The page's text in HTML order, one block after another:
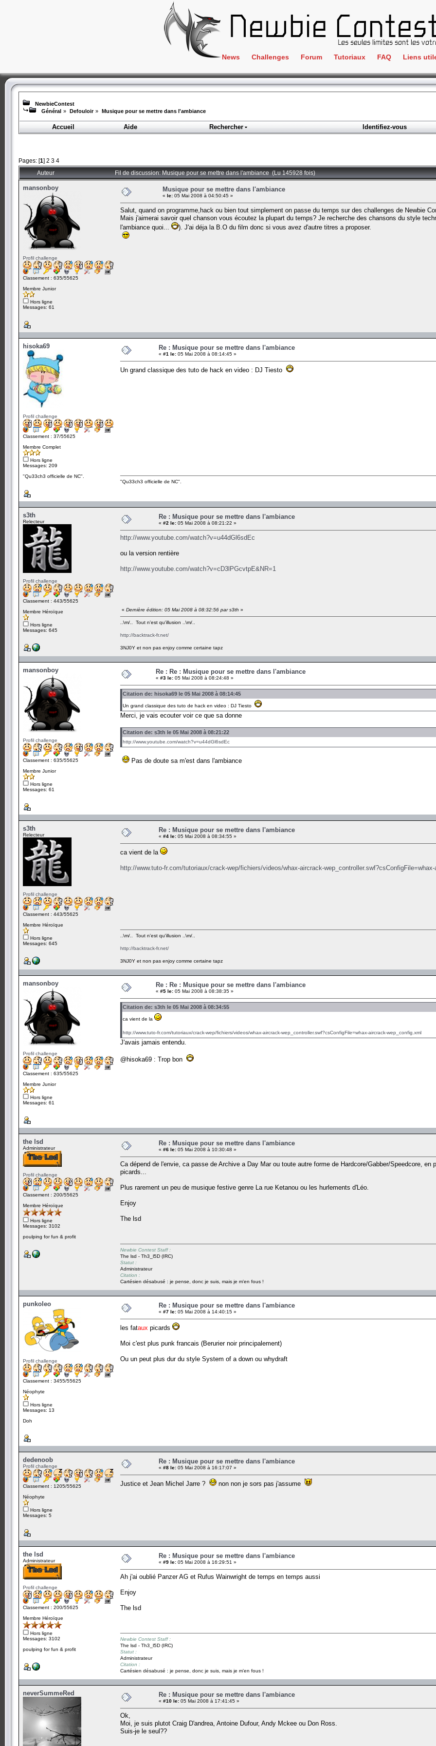
News Challenges
Crackme
ClientSide
Forensics
Programmation
Stéganographie
Wargame
Tous les challenges
Forum Tutoriaux FAQ Liens
IRC
NewbieContest
Général » Defouloir » Musique pour se mettre dans l'ambiance
Accueil
Aide Rechercher Identifiez-vous
Pages: [1] 2 3 4
Auteur Fil de discussion: Musique pour se mettre dans l'ambiance (Lu 145928 fois)
mansonboy
Profil challenge
Classement : 635/55625
Membre Junior
Hors ligne
Messages: 61
Musique pour se mettre dans l'ambiance
« le: 05 Mai 2008 à 04:50:45 »
Salut, quand on programme,hack ou bien tout simplement on passe du temps sur des challenges de Newbie
Mais j'aimerai savoir quel chanson vous écoutez la plupart du temps? Je recherche des chansons du style
l'ambiance quoi...
). J'ai déja la B.O du film donc si vous avez d'autre titres a proposer.
hisoka69
Profil challenge
Classement : 37/55625
Membre Complet
Hors ligne
Messages: 209
"Qu33ch3 officielle de NC".
Re : Musique pour se mettre dans l'ambiance
« #1 le: 05 Mai 2008 à 08:14:45 »
Un grand classique des tuto de hack en video : DJ Tiesto
"Qu33ch3 officielle de NC".
s3th
Relecteur
Profil challenge
Classement : 443/55625
Membre Héroïque
Hors ligne
Messages: 645
Re : Musique pour se mettre dans l'ambiance
« #2 le: 05 Mai 2008 à 08:21:22 »
http://www.youtube.com/watch?v=u44dGl6sdEc
ou la version rentière
http://www.youtube.com/watch?v=cD3lPGcvtpE&NR=1
« Dernière édition: 05 Mai 2008 à 08:32:56 par s3th »
..\m/.. Tout n'est qu'illusion ..\m/..
http://backtrack-fr.net/
3NJ0Y et non pas enjoy comme certaine tapz
mansonboy
Profil challenge
Classement : 635/55625
Membre Junior
Hors ligne
Messages: 61
Re : Re : Musique pour se mettre dans l'ambiance
« #3 le: 05 Mai 2008 à 08:24:48 »
Citation de: hisoka69 le 05 Mai 2008 à 08:14:45
Un grand classique des tuto de hack en video : DJ Tiesto
Merci, je vais ecouter voir ce que sa donne
Citation de: s3th le 05 Mai 2008 à 08:21:22
http://www.youtube.com/watch?v=u44dGl6sdEc
Pas de doute sa m'est dans l'ambiance
s3th
Relecteur
Profil challenge
Classement : 443/55625
Membre Héroïque
Hors ligne
Messages: 645
Re : Musique pour se mettre dans l'ambiance
« #4 le: 05 Mai 2008 à 08:34:55 »
ca vient de la
http://www.tuto-fr.com/tutoriaux/crack-wep/fichiers/videos/whax-aircrack-wep_controller.swf?csConfigFile=whax-
..\m/.. Tout n'est qu'illusion ..\m/..
http://backtrack-fr.net/
3NJ0Y et non pas enjoy comme certaine tapz
mansonboy
Profil challenge
Classement : 635/55625
Membre Junior
Hors ligne
Messages: 61
Re : Re : Musique pour se mettre dans l'ambiance
« #5 le: 05 Mai 2008 à 08:38:35 »
Citation de: s3th le 05 Mai 2008 à 08:34:55
ca vient de la
http://www.tuto-fr.com/tutoriaux/crack-wep/fichiers/videos/whax-aircrack-wep_controller.swf?csConfigFile=whax-aircrack-wep_config.xml
J'avais jamais entendu.
@hisoka69 : Trop bon
the lsd
Administrateur
Profil challenge
Classement : 200/55625
Membre Héroïque
Hors ligne
Messages: 3102
poulping for fun & profit
Re : Musique pour se mettre dans l'ambiance
« #6 le: 05 Mai 2008 à 10:30:48 »
Ca dépend de l'envie, ca passe de Archive a Day Mar ou toute autre forme de Hardcore/Gabber/Speedcore,
picards...
Plus rarement un peu de musique festive genre La rue Ketanou ou les hurlements d'Léo.
Enjoy
The lsd
Newbie Contest Staff :
The lsd - Th3_l5D (IRC)
Statut :
Administrateur
Citation :
Cartésien désabusé : je pense, donc je suis, mais je m'en fous !
punkoleo
Profil challenge
Classement : 3455/55625
Néophyte
Hors ligne
Messages: 13
Doh
Re : Musique pour se mettre dans l'ambiance
« #7 le: 05 Mai 2008 à 14:40:15 »
les fataux picards
Moi c'est plus punk francais (Berurier noir principalement)
Ou un peut plus dur du style System of a down ou whydraft
dedenoob
Profil challenge
Classement : 1205/55625
Néophyte
Hors ligne
Messages: 5
Re : Musique pour se mettre dans l'ambiance
« #8 le: 05 Mai 2008 à 16:17:07 »
Justice et Jean Michel Jarre ? non non je sors pas j'assume
the lsd
Administrateur
Profil challenge
Classement : 200/55625
Membre Héroïque
Hors ligne
Messages: 3102
poulping for fun & profit
Re : Musique pour se mettre dans l'ambiance
« #9 le: 05 Mai 2008 à 16:29:51 »
Ah j'ai oublié Panzer AG et Rufus Wainwright de temps en temps aussi
Enjoy
The lsd
Newbie Contest Staff :
The lsd - Th3_l5D (IRC)
Statut :
Administrateur
Citation :
Cartésien désabusé : je pense, donc je suis, mais je m'en fous !
neverSummeRed Re : Musique pour se mettre dans l'ambiance
« #10 le: 05 Mai 2008 à 17:41:45 »
Ok,
Moi, je suis plutot Craig D'andrea, Antoine Dufour, Andy Mckee ou Don Ross.
Suis-je le seul??